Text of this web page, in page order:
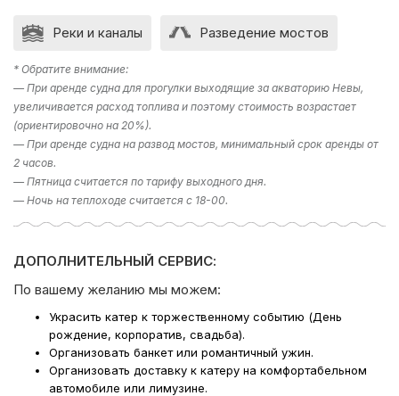
Реки и каналы Разведение мостов
* Обратите внимание:
— При аренде судна для прогулки выходящие за акваторию Невы,
увеличивается расход топлива и поэтому стоимость возрастает
(ориентировочно на 20%).
— При аренде судна на развод мостов, минимальный срок аренды от
2 часов.
— Пятница считается по тарифу выходного дня.
— Ночь на теплоходе считается с 18-00.
ДОПОЛНИТЕЛЬНЫЙ СЕРВИС:
По вашему желанию мы можем:
Украсить катер к торжественному событию (День
рождение, корпоратив, свадьба).
Организовать банкет или романтичный ужин.
Организовать доставку к катеру на комфортабельном
автомобиле или лимузине.